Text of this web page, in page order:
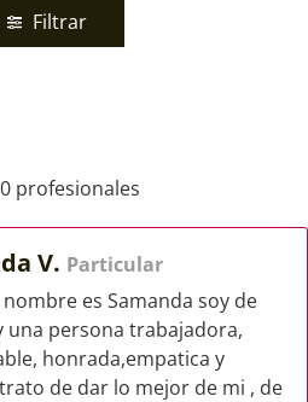
Filtrar
profesionales
V. Particular
es Samanda soy de
una persona trabajadora,
honrada,empatica y
de dar lo mejor de mi , de